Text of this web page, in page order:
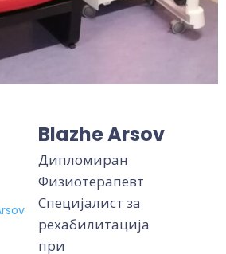
Blazhe Arsov
Дипломиран
Физиотерапевт
Специјалист за
рехабилитација
при